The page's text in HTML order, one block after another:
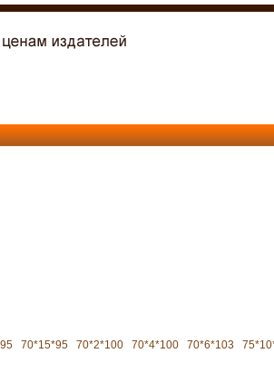
70*15*95 70*2*100 70*4*100 70*6*103